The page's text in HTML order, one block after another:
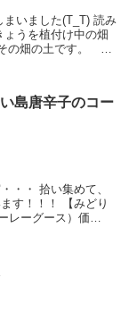
いました(T_T) 読み
うを植付け中の畑
の畑の土です。 排
島唐辛子のコー
・・ 拾い集めて、
す！！！ 【みどり
レーグース）価